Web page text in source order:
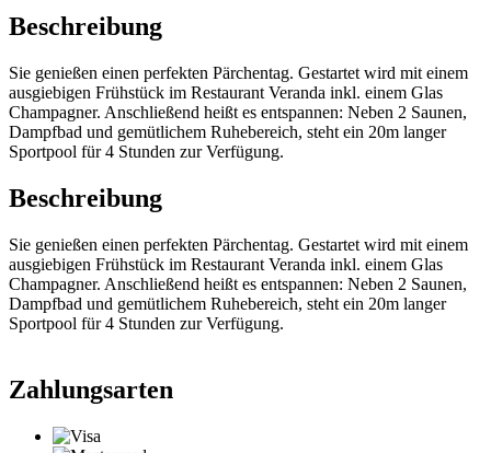
Beschreibung
Sie genießen einen perfekten Pärchentag. Gestartet wird mit einem
ausgiebigen Frühstück im Restaurant Veranda inkl. einem Glas
Champagner. Anschließend heißt es entspannen: Neben 2 Saunen,
Dampfbad und gemütlichem Ruhebereich, steht ein 20m langer
Sportpool für 4 Stunden zur Verfügung.
Beschreibung
Sie genießen einen perfekten Pärchentag. Gestartet wird mit einem
ausgiebigen Frühstück im Restaurant Veranda inkl. einem Glas
Champagner. Anschließend heißt es entspannen: Neben 2 Saunen,
Dampfbad und gemütlichem Ruhebereich, steht ein 20m langer
Sportpool für 4 Stunden zur Verfügung.
Zahlungsarten